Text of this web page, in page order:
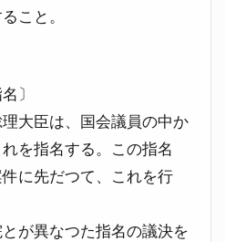
こと。
〕
大臣は、国会議員の中か
を指名する。この指名
に先だつて、これを行
が異なつた指名の議決を